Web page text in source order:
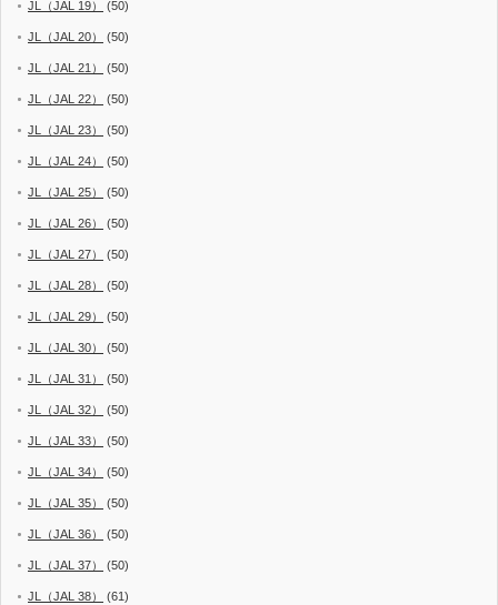
JL（JAL 19） (50)
JL（JAL 20） (50)
JL（JAL 21） (50)
JL（JAL 22） (50)
JL（JAL 23） (50)
JL（JAL 24） (50)
JL（JAL 25） (50)
JL（JAL 26） (50)
JL（JAL 27） (50)
JL（JAL 28） (50)
JL（JAL 29） (50)
JL（JAL 30） (50)
JL（JAL 31） (50)
JL（JAL 32） (50)
JL（JAL 33） (50)
JL（JAL 34） (50)
JL（JAL 35） (50)
JL（JAL 36） (50)
JL（JAL 37） (50)
JL（JAL 38） (61)